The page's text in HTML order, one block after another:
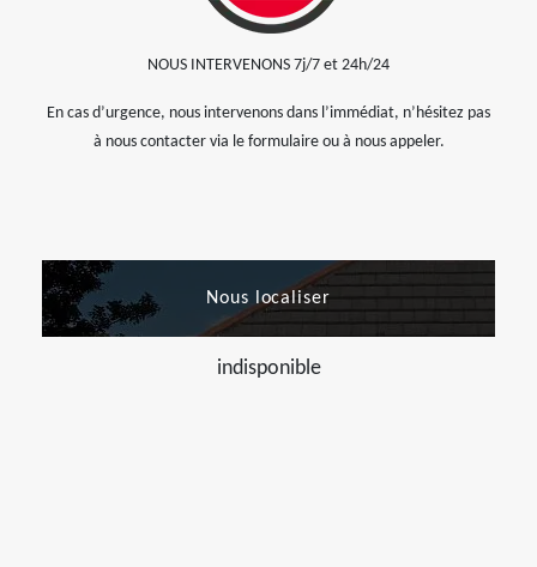
NOUS INTERVENONS 7j/7 et 24h/24
En cas d’urgence, nous intervenons dans l’immédiat, n’hésitez pas
à nous contacter via le formulaire ou à nous appeler.
Nous localiser
indisponible